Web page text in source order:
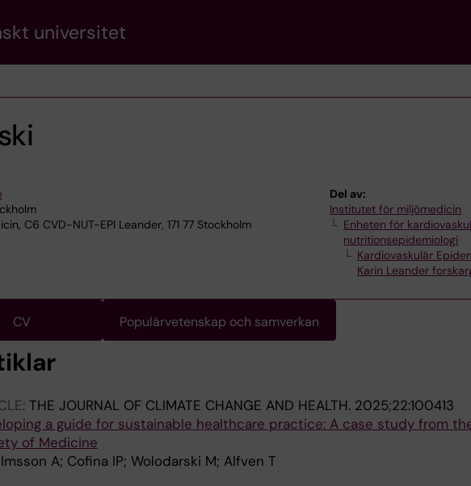
universitet
C6 CVD-NUT-EPI Leander, 171 77 Stockholm
Del av:
Institutet för miljömedicin
Enheten för
nutritionsepidemiologi
Kardiovaskulär
Karin Leander
CV Populärvetenskap och samverkan
THE JOURNAL OF CLIMATE CHANGE AND HEALTH. 2025;22:100413
a guide for sustainable healthcare practice: A case study from
of Medicine
A; Cofina IP; Wolodarski M; Alfven T